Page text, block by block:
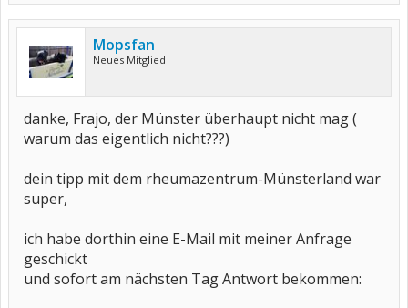
Mopsfan
Neues Mitglied
danke, Frajo, der Münster überhaupt nicht mag (
warum das eigentlich nicht???)
dein tipp mit dem rheumazentrum-Münsterland war
super,
ich habe dorthin eine E-Mail mit meiner Anfrage
geschickt
und sofort am nächsten Tag Antwort bekommen: